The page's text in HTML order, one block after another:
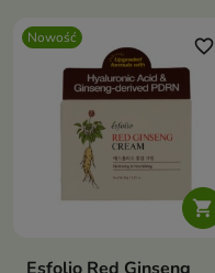
Nowość

favorite_border